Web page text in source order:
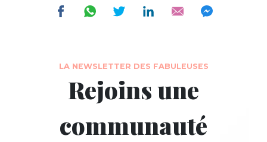
LA NEWSLETTER DES FABULEUSES
Rejoins une
communauté